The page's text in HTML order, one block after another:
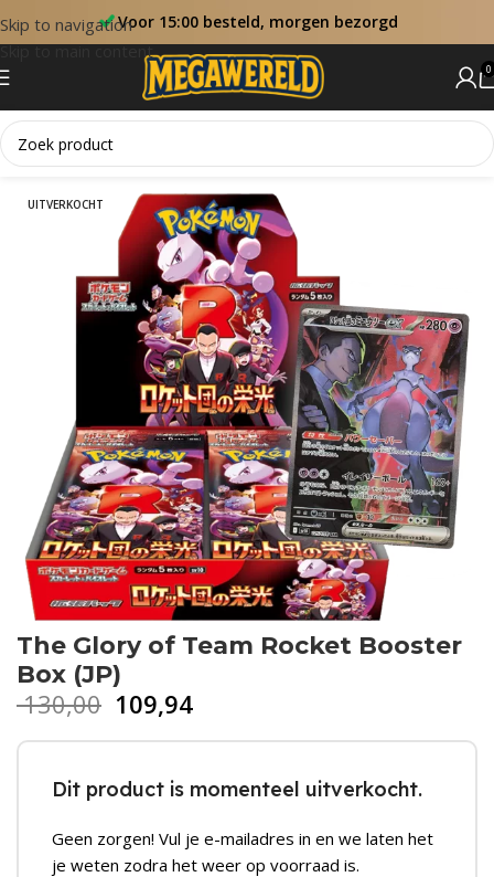
Skip to navigation
Skip to main content
Voor 15:00 besteld, morgen bezorgd
0
Home Booster Boxen
UITVERKOCHT
The Glory of Team Rocket Booster
Box (JP)
130,00 109,94
Dit product is momenteel uitverkocht.
Geen zorgen! Vul je e-mailadres in en we laten het
je weten zodra het weer op voorraad is.